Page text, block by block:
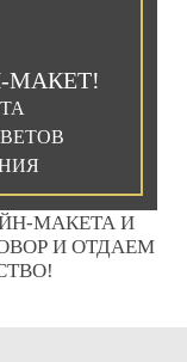
МАКЕТ!
МАКЕТА И
И ОТДАЕМ